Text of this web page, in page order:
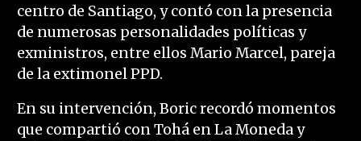
centro de Santiago, y contó con la presencia
de numerosas personalidades políticas y
exministros, entre ellos Mario Marcel, pareja
de la extimonel PPD.
En su intervención, Boric recordó momentos
que compartió con Tohá en La Moneda y